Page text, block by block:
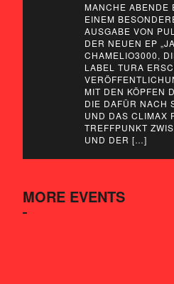
MANCHE ABENDE
EINEM
AUSGABE VON
DER NEUEN EP
CHAMELIO3000,
LABEL TURA
MIT DEN KÖPFEN
DIE DAFÜR NACH
UND DAS CLIMAX
TREFFPUNKT
UND DER […]
MORE EVENTS